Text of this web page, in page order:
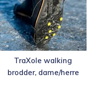
TraXole walking
brodder, dame/herre